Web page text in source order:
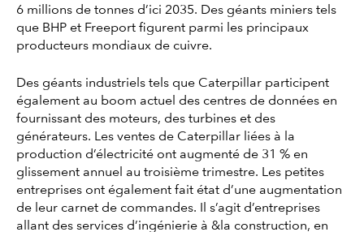
6 millions de tonnes d’ici 2035. Des géants miniers tels
que BHP et Freeport figurent parmi les principaux
producteurs mondiaux de cuivre.
Des géants industriels tels que Caterpillar participent
également au boom actuel des centres de données en
fournissant des moteurs, des turbines et des
générateurs. Les ventes de Caterpillar liées à la
production d’électricité ont augmenté de 31 % en
glissement annuel au troisième trimestre. Les petites
entreprises ont également fait état d’une augmentation
de leur carnet de commandes. Il s’agit d’entreprises
allant des services d’ingénierie à &la construction, en